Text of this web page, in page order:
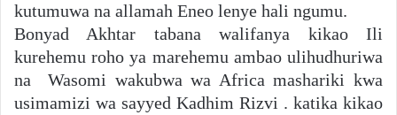
kutumuwa na allamah Eneo lenye hali ngumu.
Bonyad Akhtar tabana walifanya kikao Ili
kurehemu roho ya marehemu ambao ulihudhuriwa
na Wasomi wakubwa wa Africa mashariki kwa
usimamizi wa sayyed Kadhim Rizvi . katika kikao